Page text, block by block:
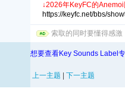
↓2026年KeyFC的
https://keyfc.net/bbs/
索取的同时要懂得感激
想要查看Key Sounds Label
上一主题 下一主题